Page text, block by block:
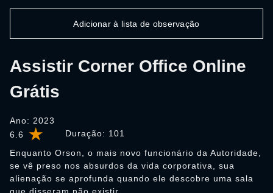
6.6 Duração: 101
Assistir Corner Office Online
Grátis
Ano: 2023
Enquanto Orson, o mais novo funcionário da Autoridade,
se vê preso nos absurdos da vida corporativa, sua
alienação se aprofunda quando ele descobre uma sala
Adicionar à lista de observação